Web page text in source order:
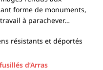
forme de monuments,
à parachever…
résistants et déportés
d’Arras